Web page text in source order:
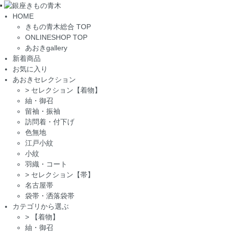
Toggle
navigation
HOME
きもの青木総合 TOP
ONLINESHOP TOP
あおきgallery
新着商品
お気に入り
あおきセレクション
> セレクション【着物】
紬・御召
留袖・振袖
訪問着・付下げ
色無地
江戸小紋
小紋
羽織・コート
> セレクション【帯】
名古屋帯
袋帯・洒落袋帯
カテゴリから選ぶ
>
【着物】
紬・御召